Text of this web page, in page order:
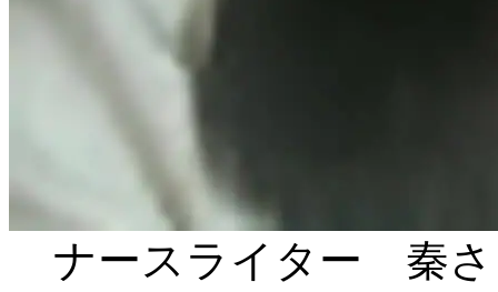
ナースライター 秦